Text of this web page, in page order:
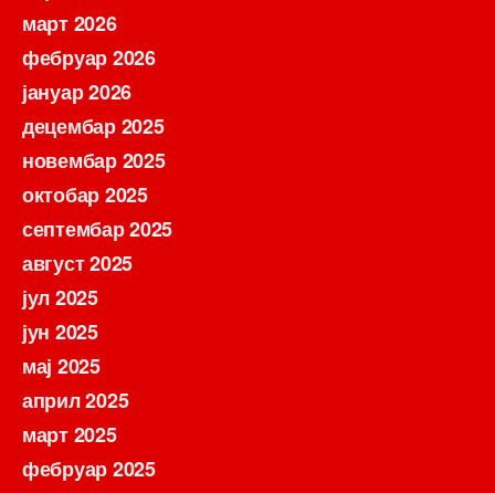
март 2026
фебруар 2026
јануар 2026
децембар 2025
новембар 2025
октобар 2025
септембар 2025
август 2025
јул 2025
јун 2025
мај 2025
април 2025
март 2025
фебруар 2025